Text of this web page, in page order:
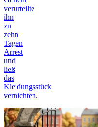
verurteilte
ihn
zu
zehn
Tagen
Arrest
und
ließ
das
Kleidungsstück
vernichten.